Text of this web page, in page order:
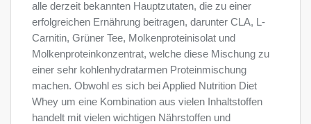
alle derzeit bekannten Hauptzutaten, die zu einer
erfolgreichen Ernährung beitragen, darunter CLA, L-
Carnitin, Grüner Tee, Molkenproteinisolat und
Molkenproteinkonzentrat, welche diese Mischung zu
einer sehr kohlenhydratarmen Proteinmischung
machen. Obwohl es sich bei Applied Nutrition Diet
Whey um eine Kombination aus vielen Inhaltstoffen
handelt mit vielen wichtigen Nährstoffen und